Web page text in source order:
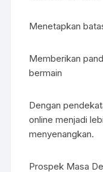
Menetapkan
Memberikan
bermain
Dengan
online menjadi
menyenangkan.
Prospek Masa